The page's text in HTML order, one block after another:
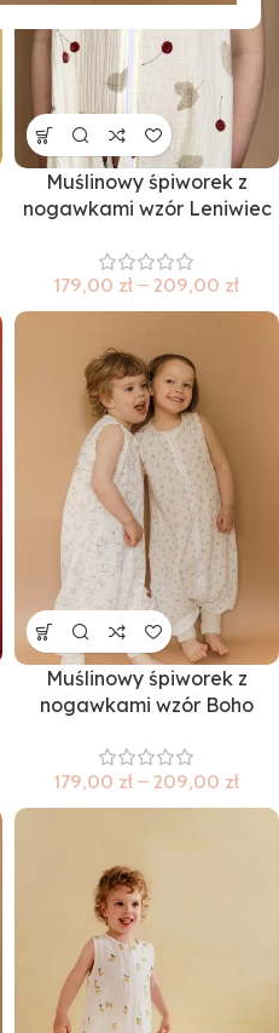
Muślinowy śpiworek z
nogawkami wzór Leniwiec
179,00 zł – 209,00 zł
Muślinowy śpiworek z
nogawkami wzór Boho
179,00 zł – 209,00 zł